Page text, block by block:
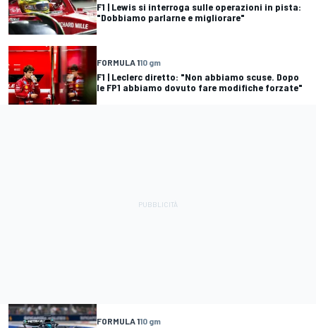
F1 | Lewis si interroga sulle operazioni in pista:
"Dobbiamo parlarne e migliorare"
FORMULA 110 gm
F1 | Leclerc diretto: "Non abbiamo scuse. Dopo
le FP1 abbiamo dovuto fare modifiche forzate"
FORMULA 110 gm